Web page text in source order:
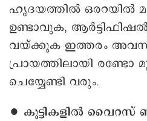
ഹൃദയത്തിൽ ഒരറയിൽ
ഉണ്ടാവുക,
വയ്ക്കുക ഇത്തരം
പ്രായത്തിലായി
ചെയ്യേണ്ടി വരും.
∙ കുട്ടികളിൽ വൈറസ്